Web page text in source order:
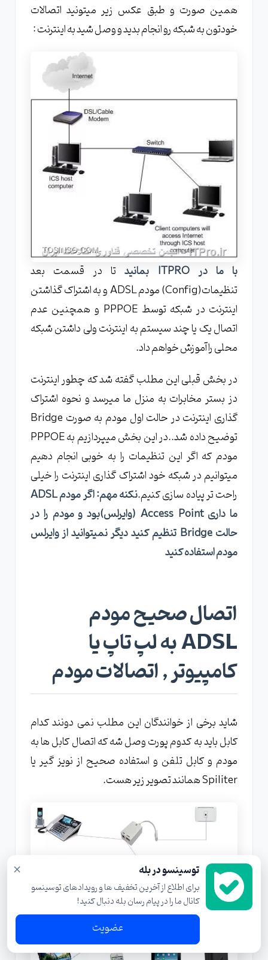
همین صورت و طبق عکس زیر میتونید اتصالات
خودتون به شبکه رو انجام بدید و وصل شید به اینترنت :
با ما در ITPRO بمانید
تا در قسمت بعد
تنظیمات(Config) مودم ADSL و به اشتراک گذاشتن
اینترنت در شبکه توسط PPPOE و همچنین عدم
اتصال یک یا چند سیستم به اینترنت ولی داشتن شبکه
محلی را آموزش خواهم داد.
در بخش قبلی این مطلب گفته شد که چطور اینترنت
دز بستر مخابرات به منزل ما میرسد و نحوه اشتراک
گذاری اینترنت در حالت اول مودم به صورت Bridge
توضیح داده شد..در این بخش میپردازیم به PPPOE
مودم که اگر این تنظیمات را به خوبی انجام دهیم
میتوانیم در شبکه خود اشتراک گذاری اینترنت را خیلی
راحت تر پیاده سازی کنیم.
نکنه مهم: اگر مودم ADSL
ما داری Access Point (وایرلس)بود و مودم را در
حالت Bridge تنظیم کنید دیگر نمیتوانید از وایرلس
مودم استفاده کنید
اتصال صحیح مودم
ADSL به لپ تاپ یا
کامپیوتر , اتصالات مودم
شاید برخی از خوانندگان این مطلب نمی دونند کدام
کابل باید به کدوم پورت وصل شه که اتصال کابل ها به
مودم و کابل تلفن و استفاده صحیح از نویز گیر یا
Spiliter همانند تصویر زیر هست.
× توسینسو در بله
برای اطلاع از آخرین تخفیف ها و رویدادهای توسینسو
کانال ما را در پیام رسان بله دنبال کنید!
عضویت